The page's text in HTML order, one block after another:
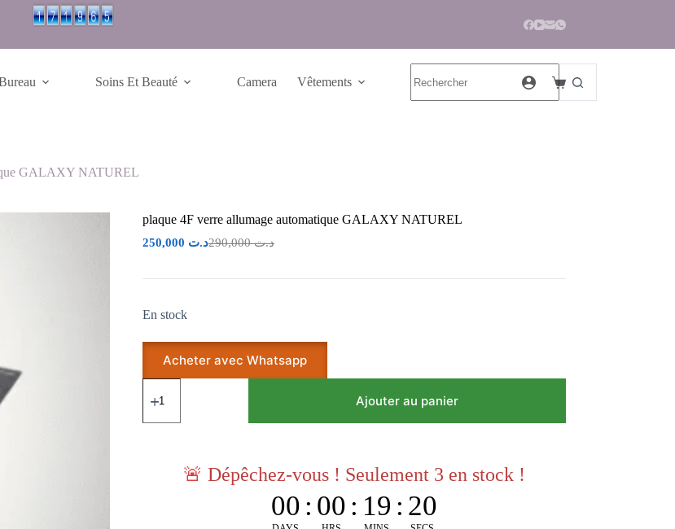
Soins Et Beauté Camera Vêtements
GALAXY NATUREL
plaque 4F verre allumage automatique GALAXY NATUREL
د.ت290,000 د.ت
En stock
Acheter avec Whatsapp
Ajouter au panier
🚨 Dépêchez-vous ! Seulement 3 en stock !
00 : 00 : 19 : 20